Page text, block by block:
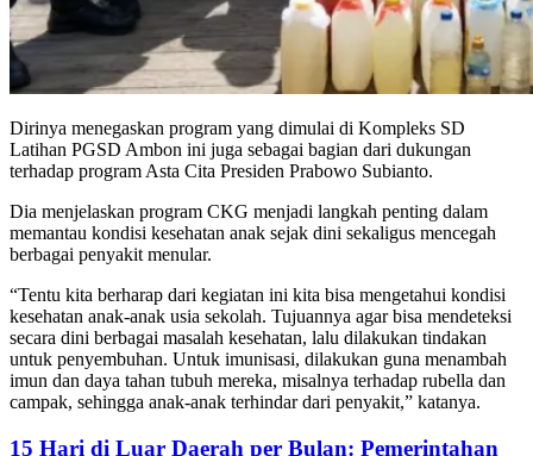
Dirinya menegaskan program yang dimulai di Kompleks SD
Latihan PGSD Ambon ini juga sebagai bagian dari dukungan
terhadap program Asta Cita Presiden Prabowo Subianto.
Dia menjelaskan program CKG menjadi langkah penting dalam
memantau kondisi kesehatan anak sejak dini sekaligus mencegah
berbagai penyakit menular.
“Tentu kita berharap dari kegiatan ini kita bisa mengetahui kondisi
kesehatan anak-anak usia sekolah. Tujuannya agar bisa mendeteksi
secara dini berbagai masalah kesehatan, lalu dilakukan tindakan
untuk penyembuhan. Untuk imunisasi, dilakukan guna menambah
imun dan daya tahan tubuh mereka, misalnya terhadap rubella dan
campak, sehingga anak-anak terhindar dari penyakit,” katanya.
15 Hari di Luar Daerah per Bulan: Pemerintahan